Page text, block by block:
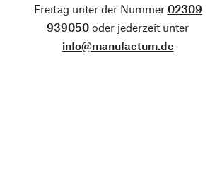
Freitag unter der Nummer 02309
939050 oder jederzeit unter
info@manufactum.de